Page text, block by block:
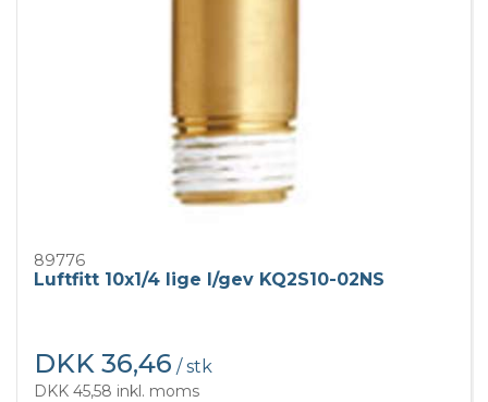
89776
Luftfitt 10x1/4 lige I/gev KQ2S10-02NS
DKK 36,46 / stk
DKK 45,58 inkl. moms